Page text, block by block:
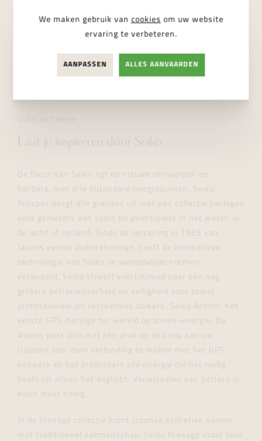
Laat je inspireren door Seiko
De focus van Seiko ligt op nieuwe ontwerpen en
kalibers, met drie bijzondere hoogtepunten. Seiko
Prospex daagt alle grenzen uit met een collectie horloges
voor genieters van sport en avonturiers in het water, in
de lucht of op land. Sinds de lancering in 1965 van
Japans eerste duikershorloge, heeft de innovatieve
technologie van Seiko de wereldwijde normen
veranderd. Seiko streeft voortdurend naar een nog
grotere betrouwbaarheid en veiligheid voor zowel
professionele als recreatieve duikers. Seiko Astron, het
eerste GPS-horloge ter wereld op zonne-energie. De
Astron past zich met één druk op de knop aan uw
tijdzone aan, door verbinding te maken met het GPS-
netwerk en het produceert alle energie die het nodig
heeft uit alleen het daglicht. Verwisselen van batterij is
nooit meer nodig.
In de Presage collectie komt Japanse esthetiek samen
met traditioneel vakmanschap. Seiko Presage staat voor
We maken gebruik van cookies om uw website
ervaring te verbeteren.
AANPASSEN ALLES AANVAARDEN